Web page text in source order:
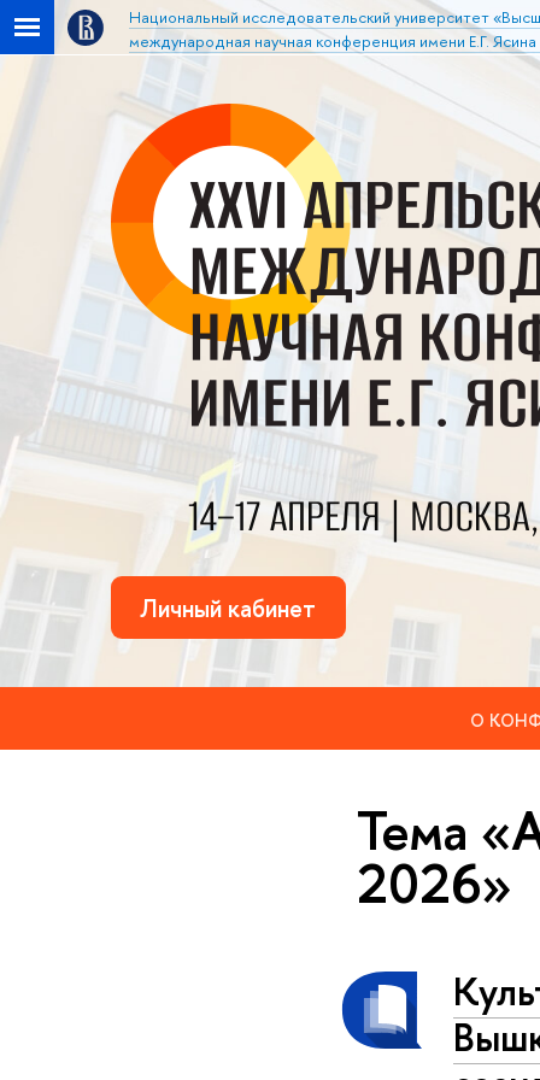
Национальный исследовательский университет
международная научная конференция имени Е.Г. Ясина
Личный кабинет
О
Тема
2026»